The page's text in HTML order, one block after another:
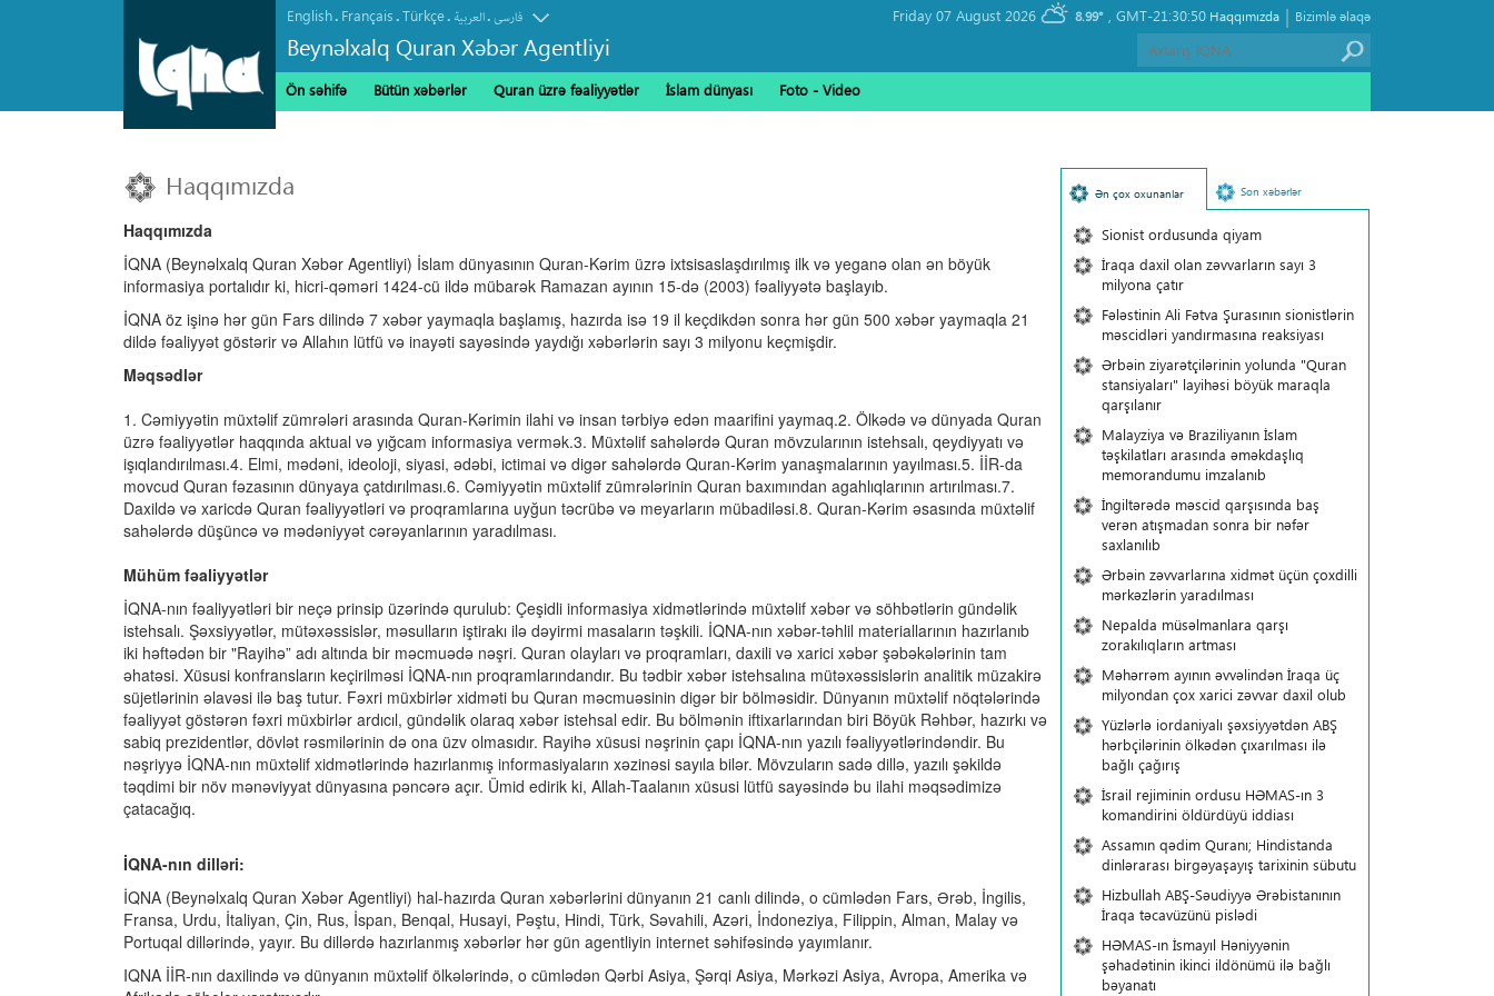
English. Français.Türkçe. العربیة.فارسی
Beynəlxalq Quran Xəbər Agentliyi
GMT-21:30:50
8.99° Bizimlə əlaqə
|
Haqqımızda
Ön səhifə Bütün xəbərlər Quran üzrə fəaliyyətlər İslam dünyası Foto - Video
Haqqımızda
Haqqımızda
İQNA (Beynəlxalq Quran Xəbər Agentliyi) İslam dünyasının Quran-Kərim üzrə ixtsisaslaşdırılmış ilk və yeganə olan ən böyük
informasiya portalıdır ki, hicri-qəməri 1424-cü ildə mübarək Ramazan ayının 15-də (2003) fəaliyyətə başlayıb.
İQNA öz işinə hər gün Fars dilində 7 xəbər yaymaqla başlamış, hazırda isə 19 il keçdikdən sonra hər gün 500 xəbər yaymaqla 21
dildə fəaliyyət göstərir və Allahın lütfü və inayəti sayəsində yaydığı xəbərlərin sayı 3 milyonu keçmişdir.
Məqsədlər
1. Cəmiyyətin müxtəlif zümrələri arasında Quran-Kərimin ilahi və insan tərbiyə edən maarifini yaymaq.2. Ölkədə və dünyada Quran
üzrə fəaliyyətlər haqqında aktual və yığcam informasiya vermək.3. Müxtəlif sahələrdə Quran mövzularının istehsalı, qeydiyyatı və
işıqlandırılması.4. Elmi, mədəni, ideoloji, siyasi, ədəbi, ictimai və digər sahələrdə Quran-Kərim yanaşmalarının yayılması.5. İİR-da
movcud Quran fəzasının dünyaya çatdırılması.6. Cəmiyyətin müxtəlif zümrələrinin Quran baxımından agahlıqlarının artırılması.7.
Daxildə və xaricdə Quran fəaliyyətləri və proqramlarına uyğun təcrübə və meyarların mübadiləsi.8. Quran-Kərim əsasında müxtəlif
sahələrdə düşüncə və mədəniyyət cərəyanlarının yaradılması.
Mühüm fəaliyyətlər
İQNA-nın fəaliyyətləri bir neçə prinsip üzərində qurulub: Çeşidli informasiya xidmətlərində müxtəlif xəbər və söhbətlərin gündəlik
istehsalı. Şəxsiyyətlər, mütəxəssislər, məsulların iştirakı ilə dəyirmi masaların təşkili. İQNA-nın xəbər-təhlil materiallarının hazırlanıb
iki həftədən bir "Rayihə” adı altında bir məcmuədə nəşri. Quran olayları və proqramları, daxili və xarici xəbər şəbəkələrinin tam
əhatəsi. Xüsusi konfransların keçirilməsi İQNA-nın proqramlarındandır. Bu tədbir xəbər istehsalına mütəxəssislərin analitik müzakirə
süjetlərinin əlavəsi ilə baş tutur. Fəxri müxbirlər xidməti bu Quran məcmuəsinin digər bir bölməsidir. Dünyanın müxtəlif nöqtələrində
fəaliyyət göstərən fəxri müxbirlər ardıcıl, gündəlik olaraq xəbər istehsal edir. Bu bölmənin iftixarlarından biri Böyük Rəhbər, hazırkı və
sabiq prezidentlər, dövlət rəsmilərinin də ona üzv olmasıdır. Rayihə xüsusi nəşrinin çapı İQNA-nın yazılı fəaliyyətlərindəndir. Bu
nəşriyyə İQNA-nın müxtəlif xidmətlərində hazırlanmış informasiyaların xəzinəsi sayıla bilər. Mövzuların sadə dillə, yazılı şəkildə
təqdimi bir növ mənəviyyat dünyasına pəncərə açır. Ümid edirik ki, Allah-Taalanın xüsusi lütfü sayəsində bu ilahi məqsədimizə
çatacağıq.
İQNA-nın dilləri:
İQNA (Beynəlxalq Quran Xəbər Agentliyi) hal-hazırda Quran xəbərlərini dünyanın 21 canlı dilində, o cümlədən Fars, Ərəb, İngilis,
Fransa, Urdu, İtaliyan, Çin, Rus, İspan, Benqal, Husayi, Pəştu, Hindi, Türk, Səvahili, Azəri, İndoneziya, Filippin, Alman, Malay və
Portuqal dillərində, yayır. Bu dillərdə hazırlanmış xəbərlər hər gün agentliyin internet səhifəsində yayımlanır.
IQNA İİR-nın daxilində və dünyanın müxtəlif ölkələrində, o cümlədən Qərbi Asiya, Şərqi Asiya, Mərkəzi Asiya, Avropa, Amerika və
Ən çox oxunanlar Son xəbərlər
Sionist ordusunda qiyam
İraqa daxil olan zəvvarların sayı 3
milyona çatır
Fələstinin Ali Fətva Şurasının sionistlərin
məscidləri yandırmasına reaksiyası
Ərbəin ziyarətçilərinin yolunda "Quran
stansiyaları" layihəsi böyük maraqla
qarşılanır
Malayziya və Braziliyanın İslam
təşkilatları arasında əməkdaşlıq
memorandumu imzalanıb
İngiltərədə məscid qarşısında baş
verən atışmadan sonra bir nəfər
saxlanılıb
Ərbəin zəvvarlarına xidmət üçün çoxdilli
mərkəzlərin yaradılması
Nepalda müsəlmanlara qarşı
zorakılıqların artması
Məhərrəm ayının əvvəlindən İraqa üç
milyondan çox xarici zəvvar daxil olub
Yüzlərlə iordaniyalı şəxsiyyətdən ABŞ
hərbçilərinin ölkədən çıxarılması ilə
bağlı çağırış
İsrail rejiminin ordusu HƏMAS-ın 3
komandirini öldürdüyü iddiası
Assamın qədim Quranı; Hindistanda
dinlərarası birgəyaşayış tarixinin sübutu
Hizbullah ABŞ-Səudiyyə Ərəbistanının
İraqa təcavüzünü pislədi
HƏMAS-ın İsmayıl Həniyyənin
şəhadətinin ikinci ildönümü ilə bağlı
bəyanatı